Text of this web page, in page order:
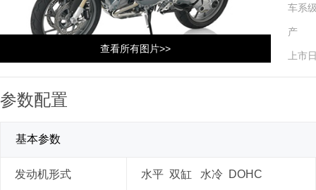
查看所有图片>>
车系
产
上市
参数配置
基本参数
发动机形式 水平 双缸 水冷 DOHC